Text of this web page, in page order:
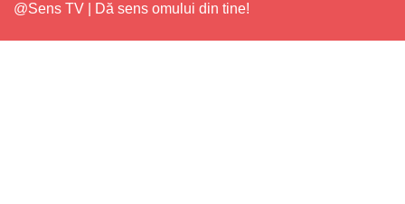
@Sens TV | Dă sens omului din tine!